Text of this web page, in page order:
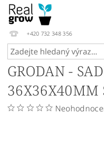
+420 732 348 356
GRODAN -
36X36X40MM